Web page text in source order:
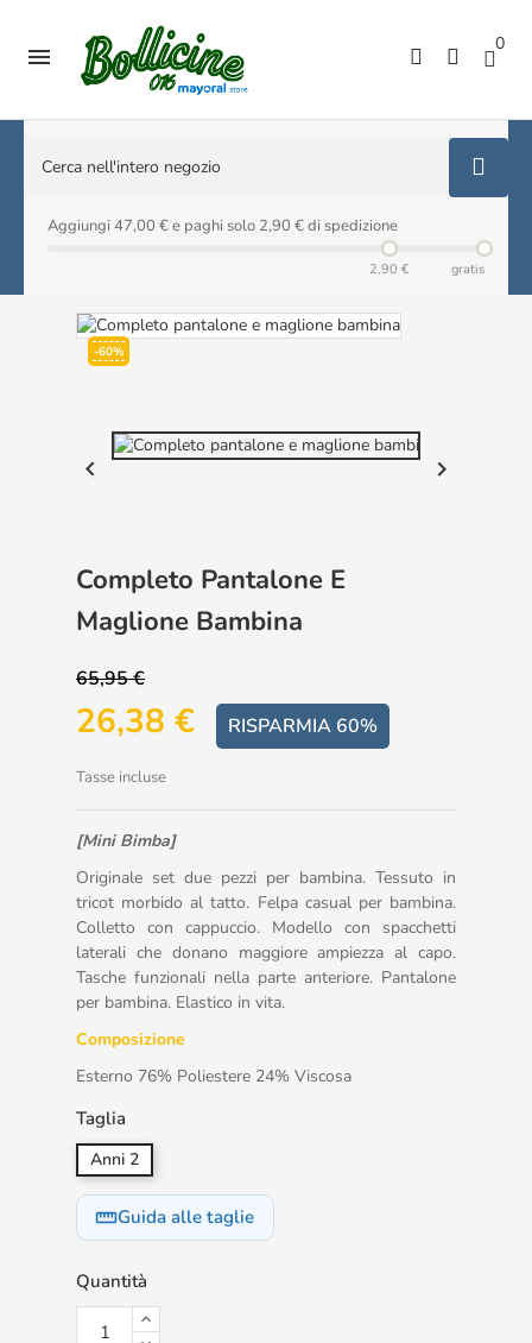
 0
Aggiungi 47,00 € e paghi solo 2,90 € di spedizione
2,90 € gratis
-60%
 
Completo Pantalone E
Maglione Bambina
65,95 €
26,38 € RISPARMIA 60%
Tasse incluse
[Mini Bimba]
Originale set due pezzi per bambina. Tessuto in
tricot morbido al tatto. Felpa casual per bambina.
Colletto con cappuccio. Modello con spacchetti
laterali che donano maggiore ampiezza al capo.
Tasche funzionali nella parte anteriore. Pantalone
per bambina. Elastico in vita.
Composizione
Esterno 76% Poliestere 24% Viscosa
Taglia
Anni 2
straightenGuida alle taglie
Quantità